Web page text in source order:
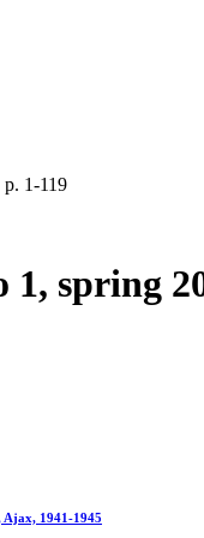
p. 1-119
1, spring
Ajax, 1941-1945